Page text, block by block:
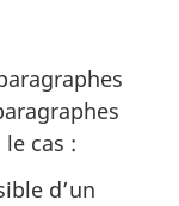
cas :
d’un